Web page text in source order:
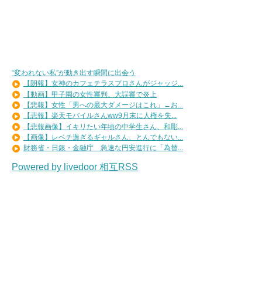
“変われない私”が動き出す瞬間に出会う
【朗報】女神のカフェテラスプロさんがジャッジ...
【動画】甲子園の女性審判、大誤審で炎上
【悲報】女性「男への最大ダメージはこれ」←お...
【悲報】楽天モバイルさんww9月末に人権を失...
【悲報画像】イキリたい年頃の中学生さん、和彫...
【画像】レベチ過ぎるギャルさん、とんでもない...
財務省・日銀・金融庁 急速な円安進行に「為替...
Powered by livedoor 相互RSS